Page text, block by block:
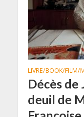
LIVRE/BOOK/FILM/
Décès de
deuil de